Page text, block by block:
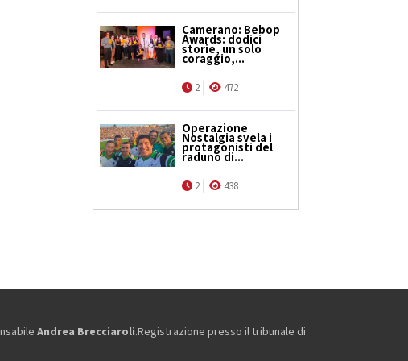
Camerano: Bebop
Awards: dodici
storie, un solo
coraggio,...
2 472
Operazione
Nostalgia svela i
protagonisti del
raduno di...
2 438
Andrea Brecciaroli.Registrazione presso il tribunale di